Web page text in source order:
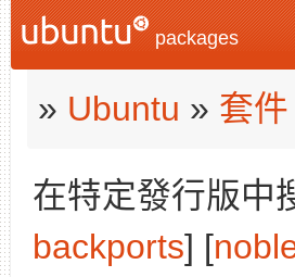
packages
» Ubuntu » 套件
在特定發行版中
backports] [